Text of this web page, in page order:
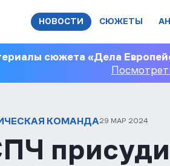
НОВОСТИ СЮЖЕТЫ
сюжета «Дела
КОМАНДА29 МАР 2024